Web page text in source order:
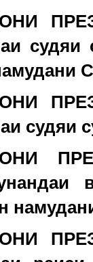
судяи
судяи